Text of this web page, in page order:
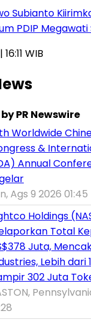
Subianto
PDIP
WIB
PR Newswire
Worldwide
&
Annual
Ags 9 2026 01:45
Holdings
Total
Juta,
Lebih dari
302 Juta